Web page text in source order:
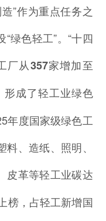
”作为重点任务之
绿色轻工”。“十四
厂从357家增加至
形成了轻工业绿色
年度国家级绿色工
、造纸、照明、
皮革等轻工业碳达
榜，占轻工新增国